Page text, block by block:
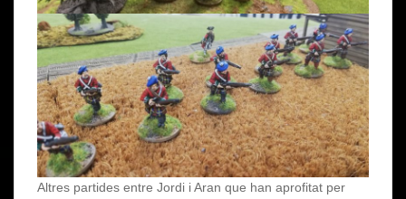
Altres partides entre Jordi i Aran que han aprofitat per